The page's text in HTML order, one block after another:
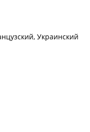
Украинский